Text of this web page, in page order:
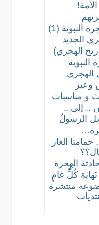
النبوية (1)
الجديد
الهجري)
النبوية
الهجري
وعبر
و مناسبات
.. إلى ..
الرسولُ
الغار
الهجرة
كُلِّ عَامٍ
منتشرة